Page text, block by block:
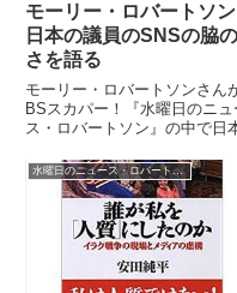
モーリー・ロバートソ
日本の議員のSNSの脇
さを語る
モーリー・ロバートソンさん
BSスカパー！『水曜日のニュ
ス・ロバートソン』の中で日
チ鹿島さんとその脇の甘さな
ついて話していました。
水曜日のニュース・ロバートソン